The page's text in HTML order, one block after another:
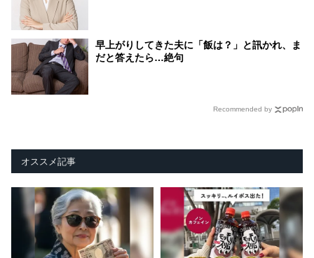
早上がりしてきた夫に「飯は？」と訊かれ、ま
だと答えたら…絶句
Recommended by
オススメ記事